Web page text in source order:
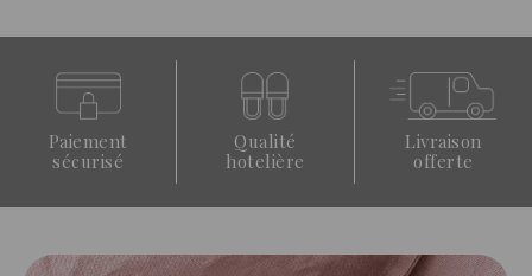
Paiement
sécurisé
Qualité
hotelière
Livraison
offerte